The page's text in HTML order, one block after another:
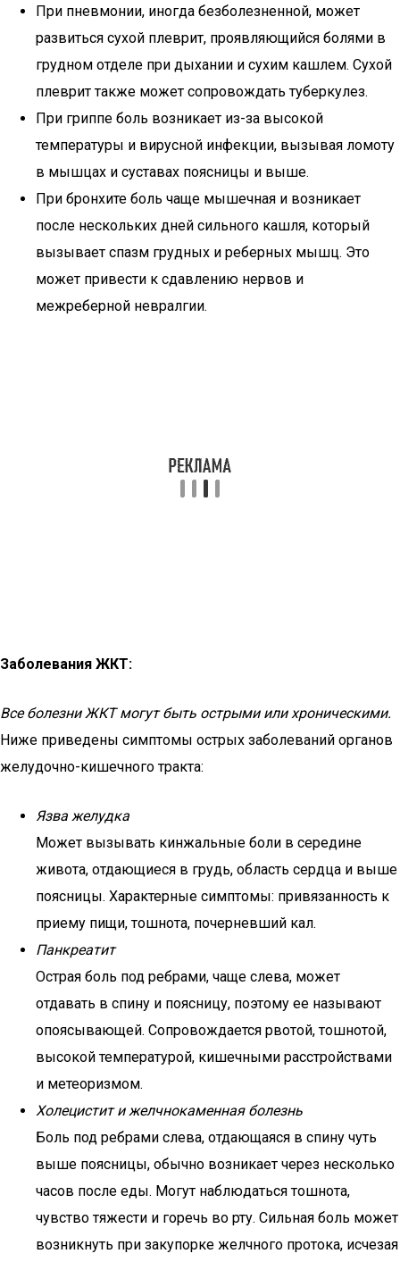
При пневмонии, иногда безболезненной, может
развиться сухой плеврит, проявляющийся болями в
грудном отделе при дыхании и сухим кашлем. Сухой
плеврит также может сопровождать туберкулез.
При гриппе боль возникает из-за высокой
температуры и вирусной инфекции, вызывая ломоту
в мышцах и суставах поясницы и выше.
При бронхите боль чаще мышечная и возникает
после нескольких дней сильного кашля, который
вызывает спазм грудных и реберных мышц. Это
может привести к сдавлению нервов и
межреберной невралгии.
Заболевания ЖКТ:
Все болезни ЖКТ могут быть острыми или хроническими.
Ниже приведены симптомы острых заболеваний органов
желудочно-кишечного тракта:
Язва желудка
Может вызывать кинжальные боли в середине
живота, отдающиеся в грудь, область сердца и выше
поясницы. Характерные симптомы: привязанность к
приему пищи, тошнота, почерневший кал.
Панкреатит
Острая боль под ребрами, чаще слева, может
отдавать в спину и поясницу, поэтому ее называют
опоясывающей. Сопровождается рвотой, тошнотой,
высокой температурой, кишечными расстройствами
и метеоризмом.
Холецистит и желчнокаменная болезнь
Боль под ребрами слева, отдающаяся в спину чуть
выше поясницы, обычно возникает через несколько
часов после еды. Могут наблюдаться тошнота,
чувство тяжести и горечь во рту. Сильная боль может
возникнуть при закупорке желчного протока, исчезая